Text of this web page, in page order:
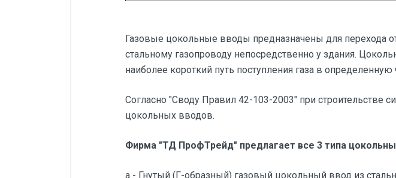
Газовые цокольные вводы предназначены для перехода
стальному газопроводу непосредственно у здания.
наиболее короткий путь поступления газа в
Согласно "Своду Правил 42-103-2003" при строительстве
цокольных вводов.
Фирма "ТД ПрофТрейд" предлагает все 3 типа
а - Гнутый (Г-образный) газовый цокольный ввод из